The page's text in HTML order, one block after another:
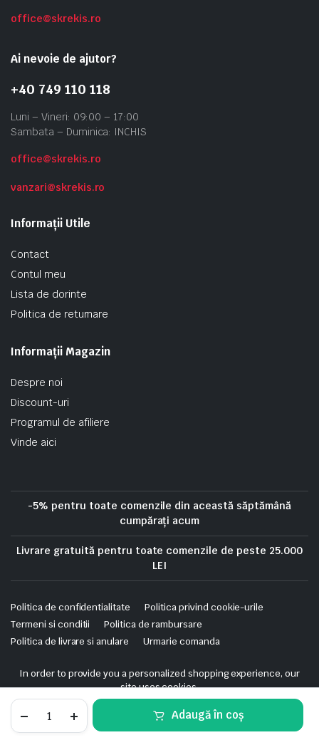
Adaugă în coș
office@skrekis.ro
Ai nevoie de ajutor?
+40 749 110 118
Luni – Vineri: 09:00 – 17:00
Sambata – Duminica: INCHIS
office@skrekis.ro
vanzari@skrekis.ro
Informații Utile
Contact
Contul meu
Lista de dorinte
Politica de returnare
Informații Magazin
Despre noi
Discount-uri
Programul de afiliere
Vinde aici
-5% pentru toate comenzile din această săptămână
cumpărați acum
Livrare gratuită pentru toate comenzile de peste 25.000
LEI
Politica de confidentialitate
Politica privind cookie-urile
Termeni si conditii
Politica de rambursare
Politica de livrare si anulare
Urmarie comanda
Copyright 2025 © Skrekis. All right reserved. Powered by iTistul.ro.
In order to provide you a personalized shopping experience, our
site uses cookies.
cookie policy.
Accept Cookies
STORE SEARCH WISHLIST ACCOUNT CATEGORIES